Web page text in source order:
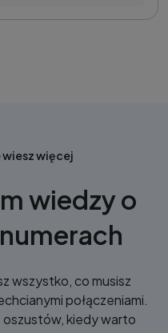
wiesz więcej
wiedzy o
wszystko, co musisz
połączeniami.
oszustów, kiedy warto